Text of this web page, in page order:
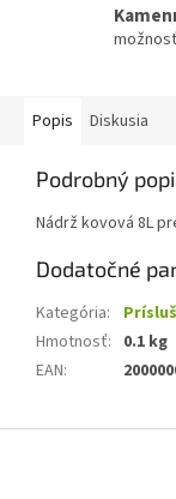
Popis Diskusia
Podrobný
Nádrž kovová 8L
Dodatočné
Kategória:
Hmotnosť: 0.1 kg
EAN: